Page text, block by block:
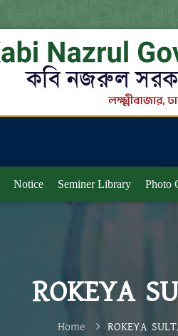
Notice Seminer Library Photo
ROKEYA
Home ROKEYA